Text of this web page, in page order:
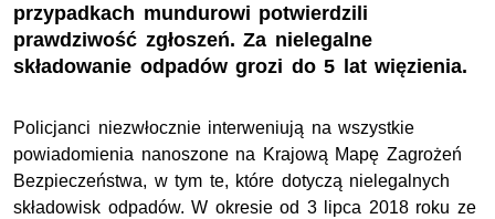
przypadkach mundurowi potwierdzili
prawdziwość zgłoszeń. Za nielegalne
składowanie odpadów grozi do 5 lat więzienia.
Policjanci niezwłocznie interweniują na wszystkie
powiadomienia nanoszone na Krajową Mapę Zagrożeń
Bezpieczeństwa, w tym te, które dotyczą nielegalnych
składowisk odpadów. W okresie od 3 lipca 2018 roku ze